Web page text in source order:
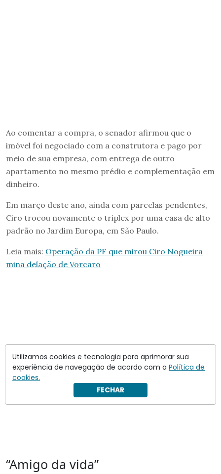
Ao comentar a compra, o senador afirmou que o
imóvel foi negociado com a construtora e pago por
meio de sua empresa, com entrega de outro
apartamento no mesmo prédio e complementação em
dinheiro.
Em março deste ano, ainda com parcelas pendentes,
Ciro trocou novamente o triplex por uma casa de alto
padrão no Jardim Europa, em São Paulo.
Leia mais: Operação da PF que mirou Ciro Nogueira
mina delação de Vorcaro
“Amigo da vida”
Utilizamos cookies e tecnologia para aprimorar sua
experiência de navegação de acordo com a Política de
cookies.
FECHAR